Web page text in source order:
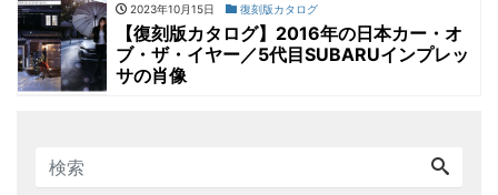
2023年10月15日 復刻版カタログ
【復刻版カタログ】2016年の日本カー・オ
ブ・ザ・イヤー／5代目SUBARUインプレッ
サの肖像